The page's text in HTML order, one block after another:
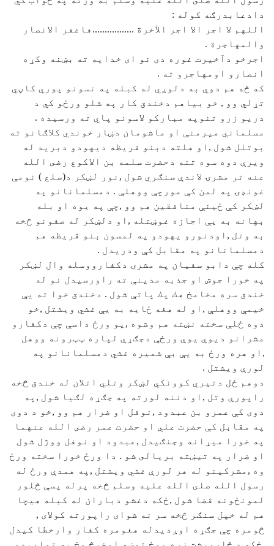
دادعابدرګه كوله :
اللهم لا اجر الا اجر الآخرة .................فاغفر الانصار
والمهاجرة .
اجرخو دآخيرت غوره دى نو اى خدايه ته بښنه وكړه
انصارو اومهاجرو ته .
كه څه هم دوي به دلوږي له كبله په نسونو پوري كاڼي
تړلي وو , خو بياهم دخندق كار په شلو ورځو كي د
دريو زرو تنوپه مباركو لاسونو پاي ته ورسيده .
مسلماني ميرمنې او ماشومان دښار خوندي كلاګانو ته
بوتلل شول ,او هلته دبنو قريظه ديهودو دبريد له
ويرې دوه سوه تنه دحضرت سلمه بن الاكوع رضى الله
عنه تر مشرۍ لاندې سنګري شول ,نور لښكر د(سلع ) نومې
غونډۍ په لمن كې مورچې ووهلې . دمسلمانانو په
لښكر كې ځينې منافقين هم وو ,چې په يوه او بله
بهانه به يې اجازه غوښتله ,او دلښكر له صفونو څخه
به وتل ,اودنورو يهودو په لمسون بنو قريظه هم
دمسلمانانو په مقابل كې ودريدل .
كله چې دابو سفيان په مشرۍ دكفارووسله وال لښكر
په خورا جوش او جذبه مدينې ته راورسيدل نو له
خندق سره مخامخ هك پك پاتې شول . دخندق خوا ته يې
خيمې ووهلې ,او له هغه ځايه به يې غشي ويشتل ,خو
دوه ځلې سخته نښته هم وشوه ,يو ورځ داسې چې دكفارو
مشرانو ديوې يوې ورځې دجګړې لپاره ټټرونه ووهل
,او هره ورځ به يې بې شميره غشي دمسلمانانو په
لورې ويشتل .
دوهم ځل دتيري كوونكي لښكر وتلي اتلان له خندق څخه
راپورې وتل ,او دننه لورته په جګړه لګيا شول ,په
دوی كې عمرو بن عبدود ,نوفل او ضرار هم وو ,خو د دوی
په مقابل كې حضرت علي او حضرت عمر رضى الله عنهما
په خورا ميړانه وجنګيدل ,عبدود او نوفل ووژل شول
او ضرار په تيښته بريالى شو . دا ورځ خورا سخته ورځ
وه ,مشركينو له هر لورې غشي ويشتل ,په همدې ورځ له
رسول الله صلى الله عليه وسلم څخه پرله پسې څلور
لمونځونه قضا شول ,ځكه دغشو دباران له كبله هيچا
هم له خپل سنګر څخه سر نه شوای راپورته كولای ,
څومره چې جګړه اوږديدله هغومره كفار وارخطا كيدل
,ځكه د څلرويشت زره پوځ توښه اوخرڅ مخ په تماميدو